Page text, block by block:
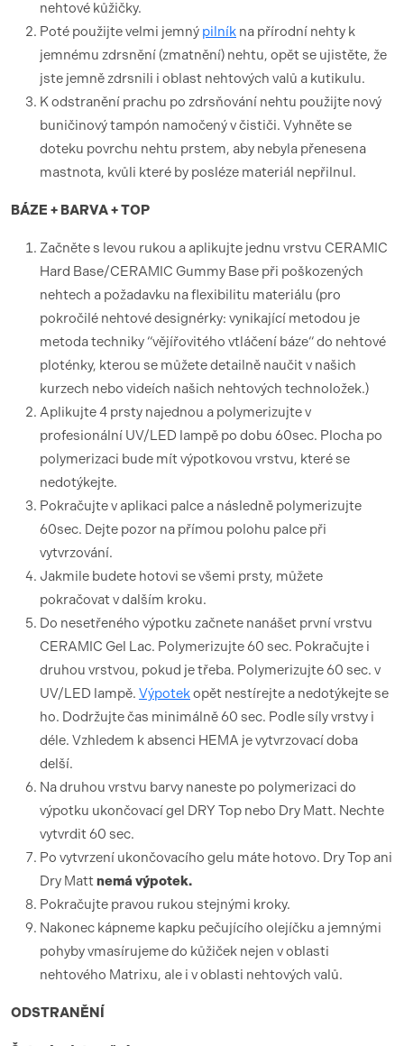
nehtové kůžičky.
Poté použijte velmi jemný pilník na přírodní nehty k
jemnému zdrsnění (zmatnění) nehtu, opět se ujistěte, že
jste jemně zdrsnili i oblast nehtových valů a kutikulu.
K odstranění prachu po zdrsňování nehtu použijte nový
buničinový tampón namočený v čističi. Vyhněte se
doteku povrchu nehtu prstem, aby nebyla přenesena
mastnota, kvůli které by posléze materiál nepřilnul.
BÁZE + BARVA + TOP
Začněte s levou rukou a aplikujte jednu vrstvu CERAMIC
Hard Base/CERAMIC Gummy Base při poškozených
nehtech a požadavku na flexibilitu materiálu (pro
pokročilé nehtové designérky: vynikající metodou je
metoda techniky “vějířovitého vtláčení báze“ do nehtové
ploténky, kterou se můžete detailně naučit v našich
kurzech nebo videích našich nehtových technoložek.)
Aplikujte 4 prsty najednou a polymerizujte v
profesionální UV/LED lampě po dobu 60sec. Plocha po
polymerizaci bude mít výpotkovou vrstvu, které se
nedotýkejte.
Pokračujte v aplikaci palce a následně polymerizujte
60sec. Dejte pozor na přímou polohu palce při
vytvrzování.
Jakmile budete hotovi se všemi prsty, můžete
pokračovat v dalším kroku.
Do nesetřeného výpotku začnete nanášet první vrstvu
CERAMIC Gel Lac. Polymerizujte 60 sec. Pokračujte i
druhou vrstvou, pokud je třeba. Polymerizujte 60 sec. v
UV/LED lampě. Výpotekopět nestírejte a nedotýkejte se
ho. Dodržujte čas minimálně 60 sec. Podle síly vrstvy i
déle. Vzhledem k absenci HEMA je vytvrzovací doba
delší.
Na druhou vrstvu barvy naneste po polymerizaci do
výpotku ukončovací gel DRY Top nebo Dry Matt. Nechte
vytvrdit 60 sec.
Po vytvrzení ukončovacího gelu máte hotovo. Dry Top ani
Dry Mattnemá výpotek.
Pokračujte pravou rukou stejnými kroky.
Nakonec kápneme kapku pečujícího olejíčku a jemnými
pohyby vmasírujeme do kůžiček nejen v oblasti
nehtového Matrixu, ale i v oblasti nehtových valů.
ODSTRANĚNÍ